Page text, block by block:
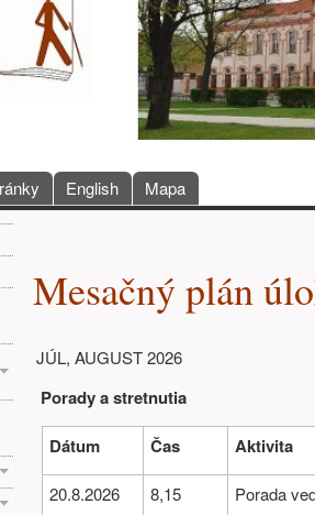
English Mapa
Mesačný plán
JÚL, AUGUST 2026
Porady a stretnutia
Dátum
Čas Aktivita
20.8.2026 8,15 Porada